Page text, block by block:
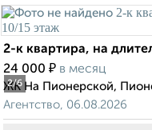
2/6
2-к квартира, на
24 000 ₽ в месяц
ЖК На Пионерской,
Агентство, 06.08.2026